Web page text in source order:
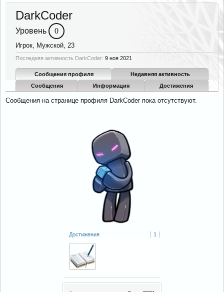
Достижения 1
DarkCoder
Уровень 0
Игрок, Мужской, 23
Последняя активность DarkCoder: 9 ноя 2021
Сообщения профиля
Недавняя активность
Сообщения
Информация Достижения
Сообщения на странице профиля DarkCoder пока отсутствуют.